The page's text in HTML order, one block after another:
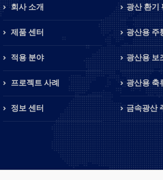
회사 소개
제품 센터
적용 분야
프로젝트 사례
정보 센터
광산 환기
광산용 주
광산용 보
광산용 축
금속광산